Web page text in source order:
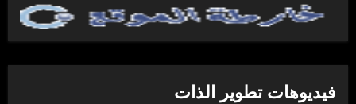
فيديوهات تطوير الذات